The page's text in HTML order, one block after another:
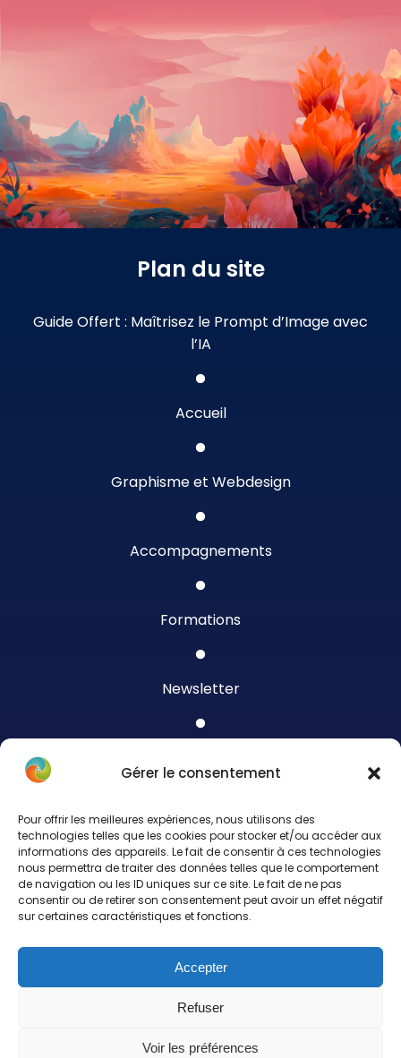
Gérer le consentement
Pour offrir les meilleures expériences, nous utilisons des
technologies telles que les cookies pour stocker et/ou accéder aux
informations des appareils. Le fait de consentir à ces technologies
nous permettra de traiter des données telles que le comportement
de navigation ou les ID uniques sur ce site. Le fait de ne pas
consentir ou de retirer son consentement peut avoir un effet négatif
sur certaines caractéristiques et fonctions.
Accepter
Refuser
Voir les préférences
Plan du site
Guide Offert : Maîtrisez le Prompt d’Image avec
l’IA
Accueil
Graphisme et Webdesign
Accompagnements
Formations
Newsletter
Contact
Politique de cookies (UE)
Politique de confidentialité & mentions légales